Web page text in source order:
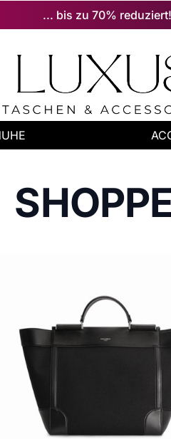
... bis zu 70% reduziert!